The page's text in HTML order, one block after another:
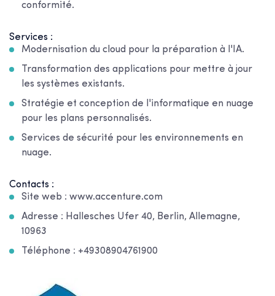
conformité.
Services :
Modernisation du cloud pour la préparation à l'IA.
Transformation des applications pour mettre à jour
les systèmes existants.
Stratégie et conception de l'informatique en nuage
pour les plans personnalisés.
Services de sécurité pour les environnements en
nuage.
Contacts :
Site web : www.accenture.com
Adresse : Hallesches Ufer 40, Berlin, Allemagne,
10963
Téléphone : +49308904761900